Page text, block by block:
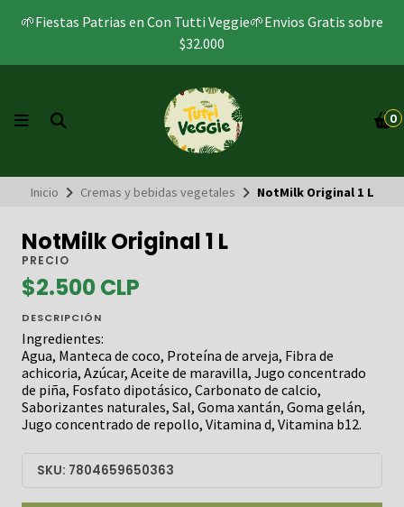
🌱Fiestas Patrias en Con Tutti Veggie🌱Envios Gratis sobre
$32.000
0
Inicio Cremas y bebidas vegetales NotMilk Original 1 L
NotMilk Original 1 L
PRECIO
$2.500 CLP
DESCRIPCIÓN
Ingredientes:
Agua, Manteca de coco, Proteína de arveja, Fibra de
achicoria, Azúcar, Aceite de maravilla, Jugo concentrado
de piña, Fosfato dipotásico, Carbonato de calcio,
Saborizantes naturales, Sal, Goma xantán, Goma gelán,
Jugo concentrado de repollo, Vitamina d, Vitamina b12.
SKU: 7804659650363